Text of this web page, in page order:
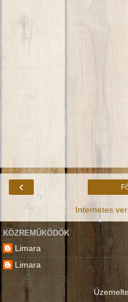
‹
Internetes
KÖZREMŰKÖDŐK
Limara
Limara